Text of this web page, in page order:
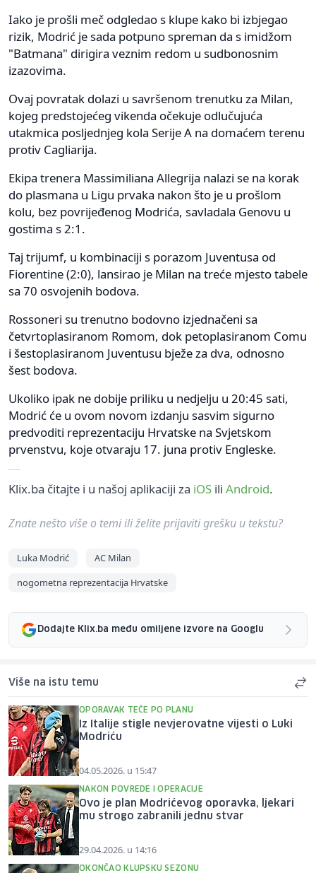
Iako je prošli meč odgledao s klupe kako bi izbjegao
rizik, Modrić je sada potpuno spreman da s imidžom
"Batmana" dirigira veznim redom u sudbonosnim
izazovima.
Ovaj povratak dolazi u savršenom trenutku za Milan,
kojeg predstojećeg vikenda očekuje odlučujuća
utakmica posljednjeg kola Serije A na domaćem terenu
protiv Cagliarija.
Ekipa trenera Massimiliana Allegrija nalazi se na korak
do plasmana u Ligu prvaka nakon što je u prošlom
kolu, bez povrijeđenog Modrića, savladala Genovu u
gostima s 2:1.
Taj trijumf, u kombinaciji s porazom Juventusa od
Fiorentine (2:0), lansirao je Milan na treće mjesto tabele
sa 70 osvojenih bodova.
Rossoneri su trenutno bodovno izjednačeni sa
četvrtoplasiranom Romom, dok petoplasiranom Comu
i šestoplasiranom Juventusu bježe za dva, odnosno
šest bodova.
Ukoliko ipak ne dobije priliku u nedjelju u 20:45 sati,
Modrić će u ovom novom izdanju sasvim sigurno
predvoditi reprezentaciju Hrvatske na Svjetskom
prvenstvu, koje otvaraju 17. juna protiv Engleske.
Klix.ba čitajte i u našoj aplikaciji za iOS ili Android.
Znate nešto više o temi ili želite prijaviti grešku u tekstu?
Luka Modrić
AC Milan
nogometna reprezentacija Hrvatske
Dodajte Klix.ba među omiljene izvore na Googlu
Više na istu temu
OPORAVAK TEČE PO PLANU
Iz Italije stigle nevjerovatne vijesti o Luki
Modriću
04.05.2026. u 15:47
NAKON POVREDE I OPERACIJE
Ovo je plan Modrićevog oporavka, ljekari
mu strogo zabranili jednu stvar
29.04.2026. u 14:16
OKONČAO KLUPSKU SEZONU